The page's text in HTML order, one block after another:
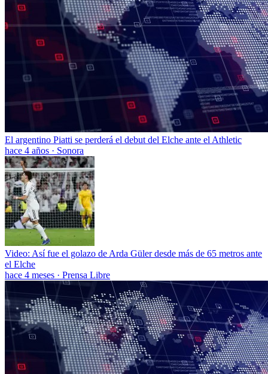
El argentino Piatti se perderá el debut del Elche ante el Athletic
hace 4 años · Sonora
Video: Así fue el golazo de Arda Güler desde más de 65 metros ante
el Elche
hace 4 meses · Prensa Libre